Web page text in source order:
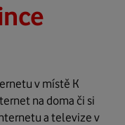
v místě K
na doma či si
a televize v